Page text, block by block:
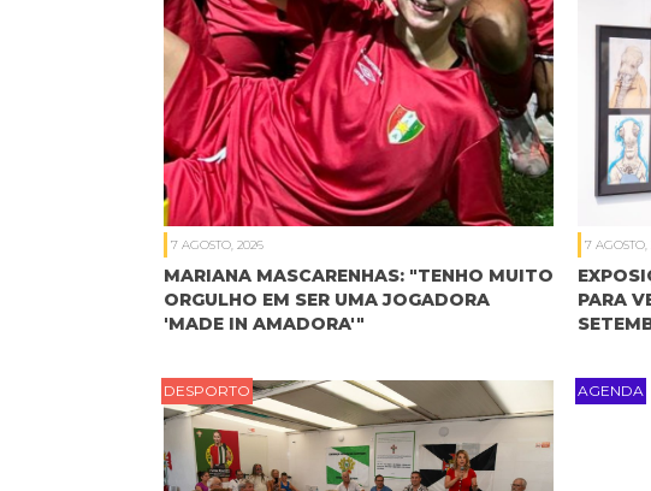
7 AGOSTO, 2026
MARIANA MASCARENHAS: "TENHO MUITO
ORGULHO EM SER UMA JOGADORA
'MADE IN AMADORA'"
7 AGOSTO,
PARA
DESPORTO AGENDA